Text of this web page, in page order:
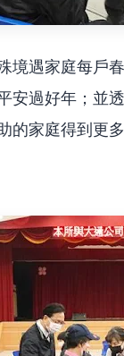
境遇家庭每戶
安過好年；並
的家庭得到更